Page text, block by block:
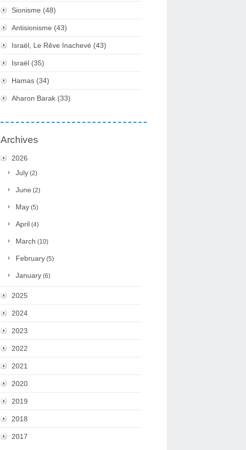
Sionisme (48)
Antisionisme (43)
Israël, Le Rêve Inachevé (43)
Israël (35)
Hamas (34)
Aharon Barak (33)
Archives
2026
July (2)
June (2)
May (5)
April (4)
March (10)
February (5)
January (6)
2025
2024
2023
2022
2021
2020
2019
2018
2017